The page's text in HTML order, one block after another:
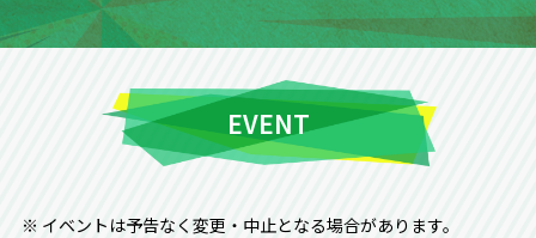
EVENT
イベントは予告なく変更・中止となる場合があります。